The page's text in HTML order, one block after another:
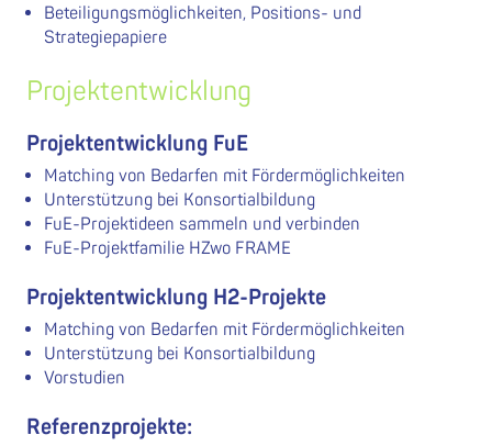
Beteiligungsmöglichkeiten, Positions- und
Strategiepapiere
Projektentwicklung
Projektentwicklung FuE
Matching von Bedarfen mit Fördermöglichkeiten
Unterstützung bei Konsortialbildung
FuE-Projektideen sammeln und verbinden
FuE-Projektfamilie HZwo FRAME
Projektentwicklung H2-Projekte
Matching von Bedarfen mit Fördermöglichkeiten
Unterstützung bei Konsortialbildung
Vorstudien
Referenzprojekte: